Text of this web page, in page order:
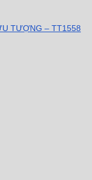
TƯỢNG – TT1558